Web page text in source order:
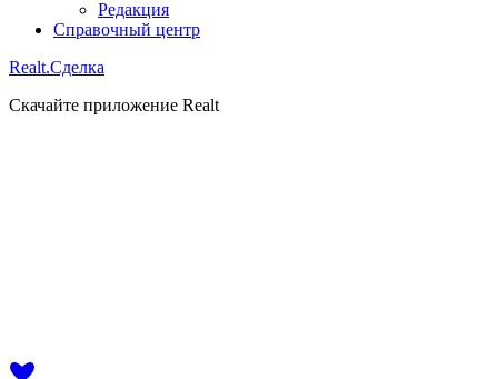
Редакция
Справочный центр
Realt.Сделка
Скачайте приложение Realt